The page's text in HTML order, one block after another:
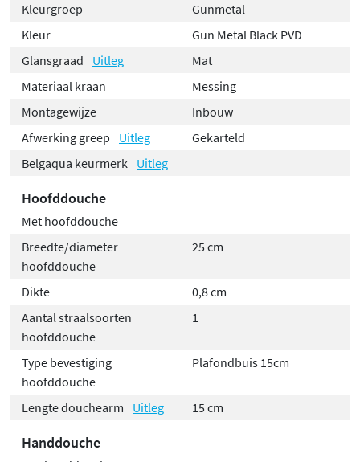
Kleurgroep
Gunmetal
Kleur
Gun Metal Black PVD
Glansgraad
Uitleg
Mat
Materiaal kraan
Messing
Montagewijze
Inbouw
Afwerking greep
Uitleg
Gekarteld
Belgaqua keurmerk Uitleg
Hoofddouche
Met hoofddouche
Breedte/diameter
hoofddouche
25 cm
Dikte
0,8 cm
Aantal straalsoorten
hoofddouche
1
Type bevestiging
hoofddouche
Plafondbuis 15cm
Lengte douchearm Uitleg 15 cm
Handdouche